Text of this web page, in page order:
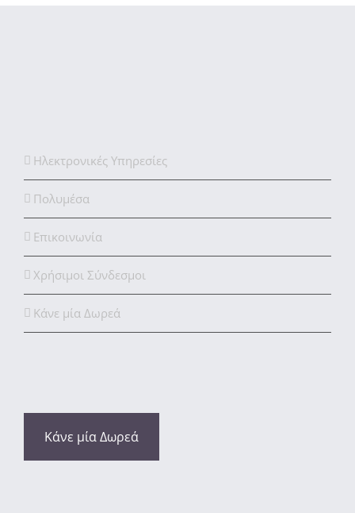
Ηλεκτρονικές Υπηρεσίες
Πολυμέσα
Επικοινωνία
Χρήσιμοι Σύνδεσμοι
Κάνε μία Δωρεά
Κάνε μία Δωρεά